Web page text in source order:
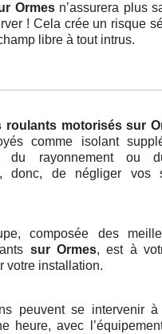
Ormes n’assurera plus
! Cela crée un risque
libre à tout intrus.
roulants motorisés sur
comme isolant
du rayonnement ou
donc, de négliger vos
composée des
sur Ormes, est à
votre installation.
peuvent se intervenir
heure, avec